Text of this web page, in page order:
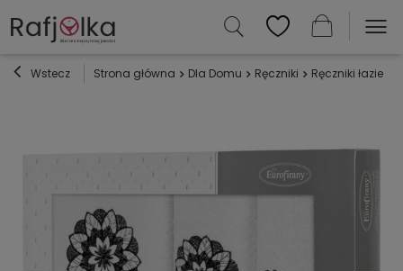
Wstecz Strona główna Dla Domu Ręczniki Ręczniki